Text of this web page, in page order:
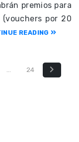
premios para
(vouchers por 20
READING
… 24